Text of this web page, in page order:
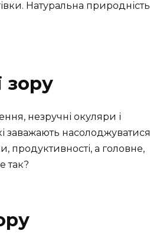
Натуральна природність
зору
незручні окуляри і
заважають насолоджуватися
продуктивності, а головне,
так?